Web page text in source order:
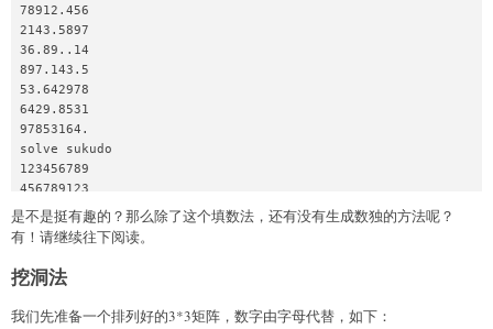
    r1, _ := reservoirSampling(16, 81)
    for _, v := range r1 {
        x, y := v/9, v%9
        board[x][y] = '.'
    }
    fmt.Printf("remove something\n")
    boardPrt()
    solveSudoku(board)
    fmt.Printf("solve sukudo\n")
    boardPrt()
}
78912.456
2143.5897
36.89..14
897.143.5
53.642978
6429.8531
97853164.
solve sukudo
123456789
456789123
789123456
214365897
365897214
897214365
531642978
642978531
是不是挺有趣的？那么除了这个填数法，还有没有生成数独的方法呢？
有！请继续往下阅读。
挖洞法
我们先准备一个排列好的3*3矩阵，数字由字母代替，如下：